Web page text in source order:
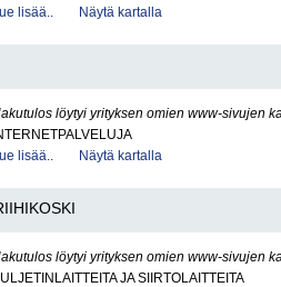
lisää..
Näytä kartalla
löytyi yrityksen omien www-sivujen
lisää..
Näytä kartalla
löytyi yrityksen omien www-sivujen
JA SIIRTOLAITTEITA